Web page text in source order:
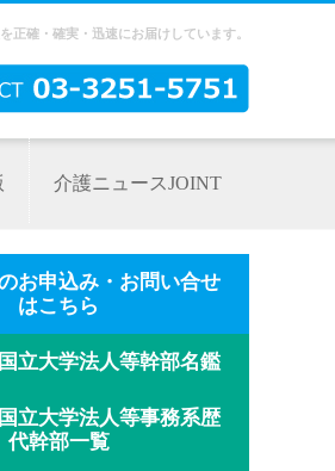
正確・確実・迅速にお届けしています。
介護ニュースJOINT
お申込み・お問い合せ
はこちら
立大学法人等幹部名鑑
立大学法人等事務系歴
代幹部一覧